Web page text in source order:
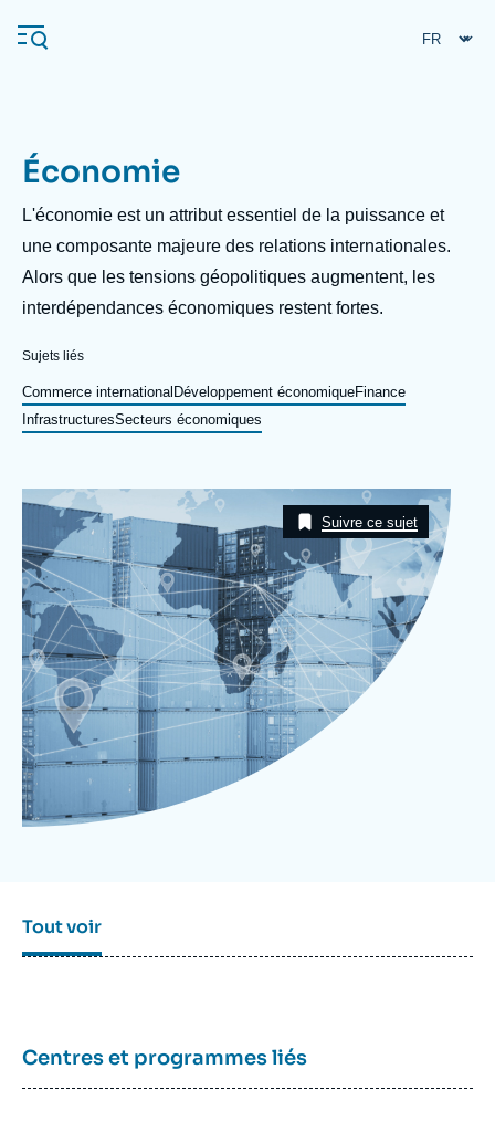
au
contenu
Navigation
principale
Analyses
Événements
Se connecter
Nous soutenir
À propos de l'Ifri
L'Ifri en bref Proche-Orient
Économie
Description
L'économie est un attribut essentiel de la puissance et
une composante majeure des relations internationales.
Alors que les tensions géopolitiques augmentent, les
interdépendances économiques restent fortes.
Sujets liés
Commerce international Développement économiqueFinance
InfrastructuresSecteurs économiques
Image
Taxonomie
Suivre ce sujet
Tout voir
Centres et programmes liés